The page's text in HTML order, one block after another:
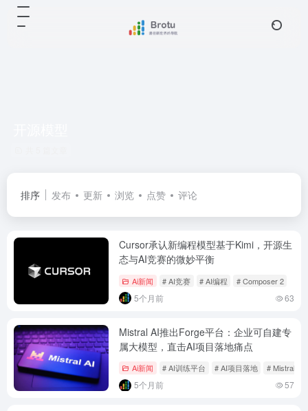
排序 发布 更新 浏览 点赞 评论
Cursor承认新编程模型基于Kimi，开源生
态与AI竞赛的微妙平衡
Ai新闻 # AI竞赛 # AI编程 # Composer 2
5个月前 63
Mistral AI推出Forge平台：企业可自建专
属大模型，直击AI项目落地痛点
Ai新闻 # AI训练平台 # AI项目落地 # Mistral AI
5个月前 57